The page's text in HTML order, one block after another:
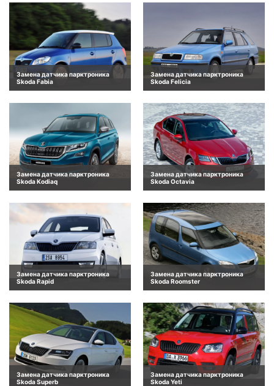
Замена датчика парктроника
Skoda Fabia
Замена датчика парктроника
Skoda Felicia
Замена датчика парктроника
Skoda Kodiaq
Замена датчика парктроника
Skoda Octavia
Замена датчика парктроника
Skoda Rapid
Замена датчика парктроника
Skoda Roomster
Замена датчика парктроника
Skoda Superb
Замена датчика парктроника
Skoda Yeti